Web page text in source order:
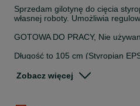
Sprzedam gilotynę do cięcia
własnej roboty. Umożliwia
GOTOWA DO PRACY, Nie
Długość to 105 cm (Styropian
Zobacz więcej